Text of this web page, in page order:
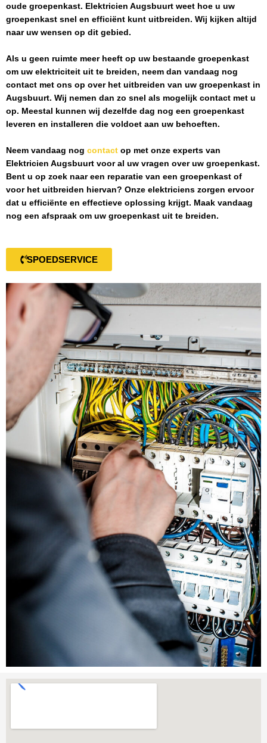
oude groepenkast. Elektricien Augsbuurt weet hoe u uw
groepenkast snel en efficiënt kunt uitbreiden. Wij kijken altijd
naar uw wensen op dit gebied.
Als u geen ruimte meer heeft op uw bestaande groepenkast
om uw elektriciteit uit te breiden, neem dan vandaag nog
contact met ons op over het uitbreiden van uw groepenkast in
Augsbuurt. Wij nemen dan zo snel als mogelijk contact met u
op. Meestal kunnen wij dezelfde dag nog een groepenkast
leveren en installeren die voldoet aan uw behoeften.
Neem vandaag nog contact op met onze experts van
Elektricien Augsbuurt voor al uw vragen over uw groepenkast.
Bent u op zoek naar een reparatie van een groepenkast of
voor het uitbreiden hiervan? Onze elektriciens zorgen ervoor
dat u efficiënte en effectieve oplossing krijgt. Maak vandaag
nog een afspraak om uw groepenkast uit te breiden.
SPOEDSERVICE